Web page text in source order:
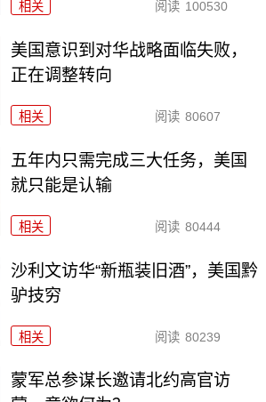
相关 阅读 100530
美国意识到对华战略面临失败，
正在调整转向
相关 阅读 80607
五年内只需完成三大任务，美国
就只能是认输
相关 阅读 80444
沙利文访华“新瓶装旧酒”，美国黔
驴技穷
相关 阅读 80239
​蒙军总参谋长邀请北约高官访